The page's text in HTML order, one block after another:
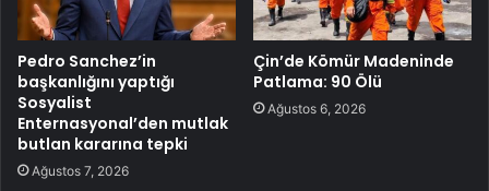
Pedro Sanchez’in
başkanlığını yaptığı
Sosyalist
Enternasyonal’den mutlak
butlan kararına tepki
Ağustos 7, 2026
Çin’de Kömür Madeninde
Patlama: 90 Ölü
Ağustos 6, 2026